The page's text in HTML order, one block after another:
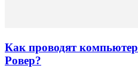
Как проводят
Ровер?